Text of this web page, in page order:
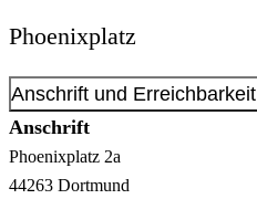
Phoenixplatz
Anschrift und Erreichbarkeit
Anschrift
Phoenixplatz 2a
44263 Dortmund